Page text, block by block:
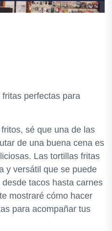
perfectas para
sé que una de las
de una buena cena es
Las tortillas fritas
y versátil que se puede
tacos hasta carnes
mostraré cómo hacer
para acompañar tus